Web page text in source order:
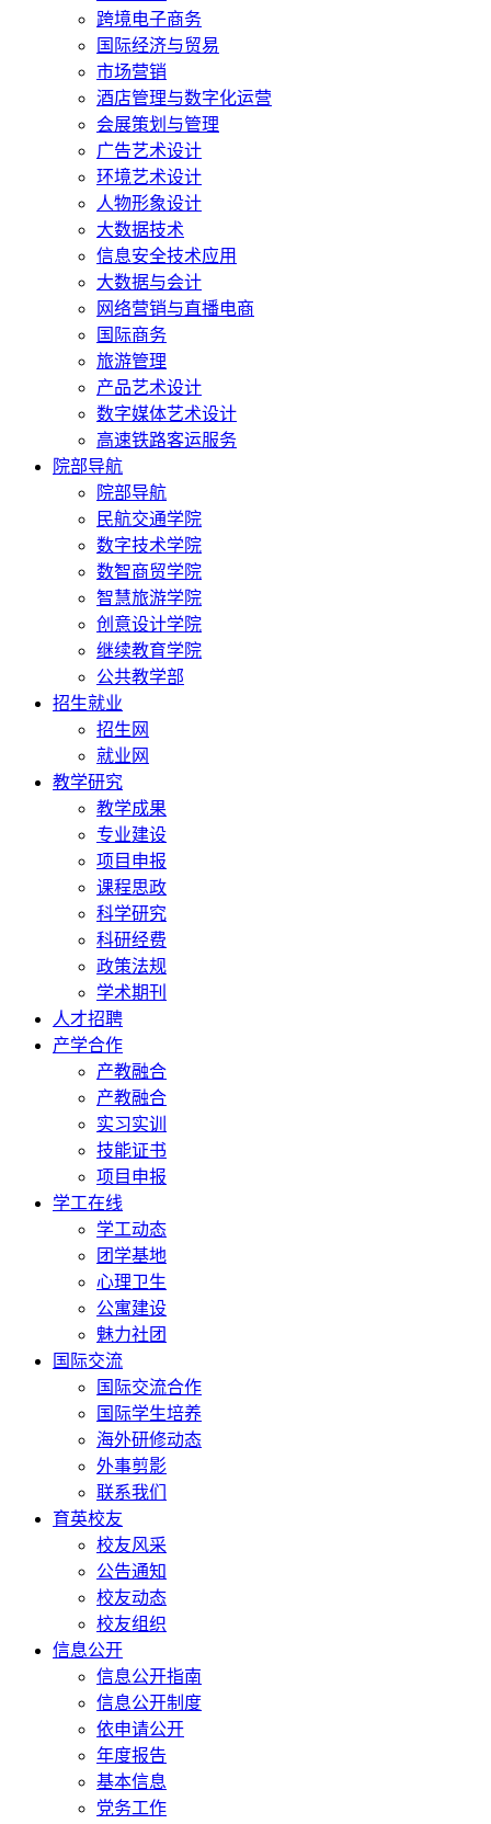
跨境电子商务
国际经济与贸易
市场营销
酒店管理与数字化运营
会展策划与管理
广告艺术设计
环境艺术设计
人物形象设计
大数据技术
信息安全技术应用
大数据与会计
网络营销与直播电商
国际商务
旅游管理
产品艺术设计
数字媒体艺术设计
高速铁路客运服务
院部导航
院部导航
民航交通学院
数字技术学院
数智商贸学院
智慧旅游学院
创意设计学院
继续教育学院
公共教学部
招生就业
招生网
就业网
教学研究
教学成果
专业建设
项目申报
课程思政
科学研究
科研经费
政策法规
学术期刊
人才招聘
产学合作
产教融合
产教融合
实习实训
技能证书
项目申报
学工在线
学工动态
团学基地
心理卫生
公寓建设
魅力社团
国际交流
国际交流合作
国际学生培养
海外研修动态
外事剪影
联系我们
育英校友
校友风采
公告通知
校友动态
校友组织
信息公开
信息公开指南
信息公开制度
依申请公开
年度报告
基本信息
党务工作